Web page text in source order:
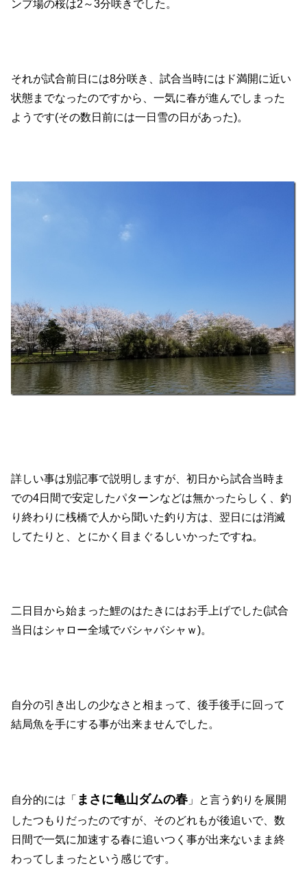
ンプ場の桜は2～3分咲きでした。
それが試合前日には8分咲き、試合当時にはド満開に近い
状態までなったのですから、一気に春が進んでしまった
ようです(その数日前には一日雪の日があった)。
詳しい事は別記事で説明しますが、初日から試合当時ま
での4日間で安定したパターンなどは無かったらしく、釣
り終わりに桟橋で人から聞いた釣り方は、翌日には消滅
してたりと、とにかく目まぐるしいかったですね。
二日目から始まった鯉のはたきにはお手上げでした(試合
当日はシャロー全域でバシャバシャｗ)。
自分の引き出しの少なさと相まって、後手後手に回って
結局魚を手にする事が出来ませんでした。
自分的には「 まさに亀山ダムの春」と言う釣りを展開
したつもりだったのですが、そのどれもが後追いで、数
日間で一気に加速する春に追いつく事が出来ないまま終
わってしまったという感じです。